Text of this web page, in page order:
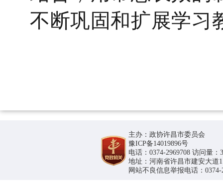
不断巩固和扩展学习
主办：政协许昌市委员会
豫ICP备14019896号
电话：0374-2969708 访问量：
地址：河南省许昌市建安大道
网站不良信息举报电话：